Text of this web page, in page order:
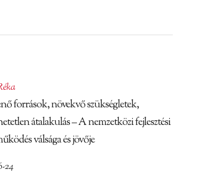
források, növekvő szükségletek,
átalakulás – A nemzetközi fejlesztési
válsága és jövője
24